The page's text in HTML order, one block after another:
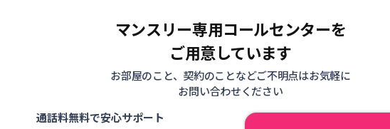
マンスリー専用コールセンターを
ご用意しています
お部屋のこと、契約のことなどご不明点はお気軽に
お問い合わせください
通話料無料で安心サポート